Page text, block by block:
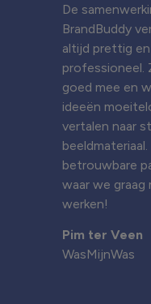
De
BrandBuddy
altijd prettig en
professioneel.
goed mee en
ideeën
vertalen naar
beeldmateriaal.
betrouwbare
waar we graag
werken!
Pim ter Veen
WasMijnWas